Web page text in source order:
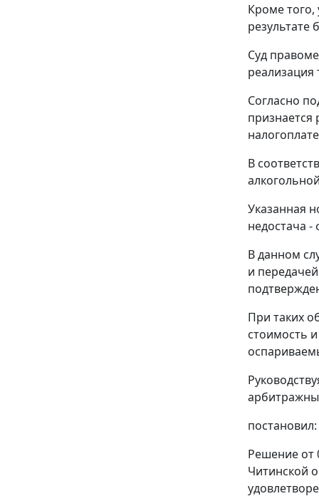
Кроме того,
результате
Суд
реализация
Согласно
признается
В
Указанная
недостача -
В данном
и
При таких
стоимость
постановил:
Решение от
Читинской